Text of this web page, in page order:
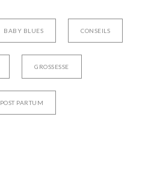
BABY BLUES CONSEILS
GROSSESSE
POST PARTUM